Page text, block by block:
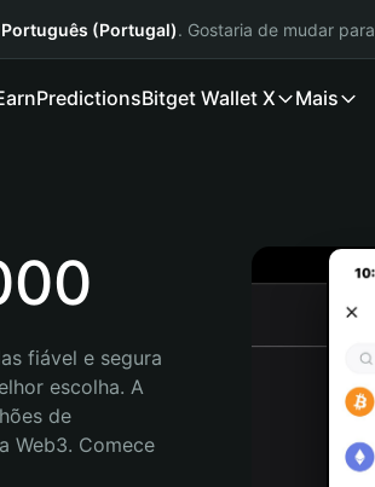
Português (Portugal). Gostaria de mudar para
PredictionsBitget Wallet X Mais
fiável e segura
escolha. A
de
Web3. Comece